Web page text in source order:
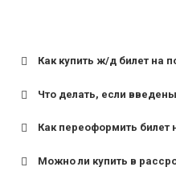
Как купить ж/д билет на
Что делать, если
Как переоформить билет
Можно ли купить в